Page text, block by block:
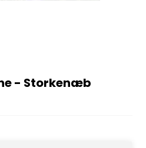
- Storkenæb